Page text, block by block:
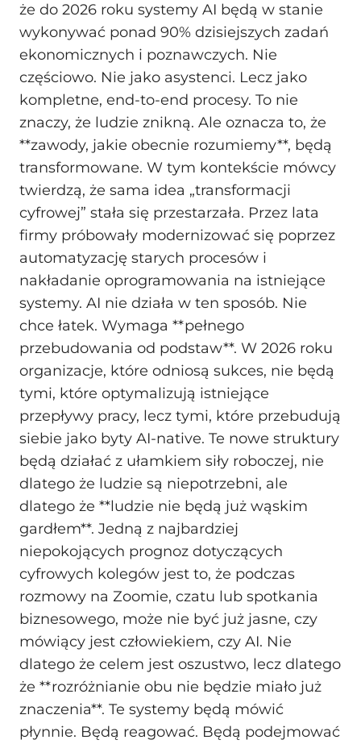
że do 2026 roku systemy AI będą w stanie
wykonywać ponad 90% dzisiejszych zadań
ekonomicznych i poznawczych. Nie
częściowo. Nie jako asystenci. Lecz jako
kompletne, end-to-end procesy. To nie
znaczy, że ludzie znikną. Ale oznacza to, że
**zawody, jakie obecnie rozumiemy**, będą
transformowane. W tym kontekście mówcy
twierdzą, że sama idea „transformacji
cyfrowej” stała się przestarzała. Przez lata
firmy próbowały modernizować się poprzez
automatyzację starych procesów i
nakładanie oprogramowania na istniejące
systemy. AI nie działa w ten sposób. Nie
chce łatek. Wymaga **pełnego
przebudowania od podstaw**. W 2026 roku
organizacje, które odniosą sukces, nie będą
tymi, które optymalizują istniejące
przepływy pracy, lecz tymi, które przebudują
siebie jako byty AI-native. Te nowe struktury
będą działać z ułamkiem siły roboczej, nie
dlatego że ludzie są niepotrzebni, ale
dlatego że **ludzie nie będą już wąskim
gardłem**. Jedną z najbardziej
niepokojących prognoz dotyczących
cyfrowych kolegów jest to, że podczas
rozmowy na Zoomie, czatu lub spotkania
biznesowego, może nie być już jasne, czy
mówiący jest człowiekiem, czy AI. Nie
dlatego że celem jest oszustwo, lecz dlatego
że **rozróżnianie obu nie będzie miało już
znaczenia**. Te systemy będą mówić
płynnie. Będą reagować. Będą podejmować